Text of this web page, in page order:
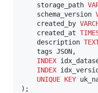
    storage_path
    schema_version
    created_by
    created_at
    description
    tags JSON
,
INDEX
INDEX
UNIQUE KEY
) ;